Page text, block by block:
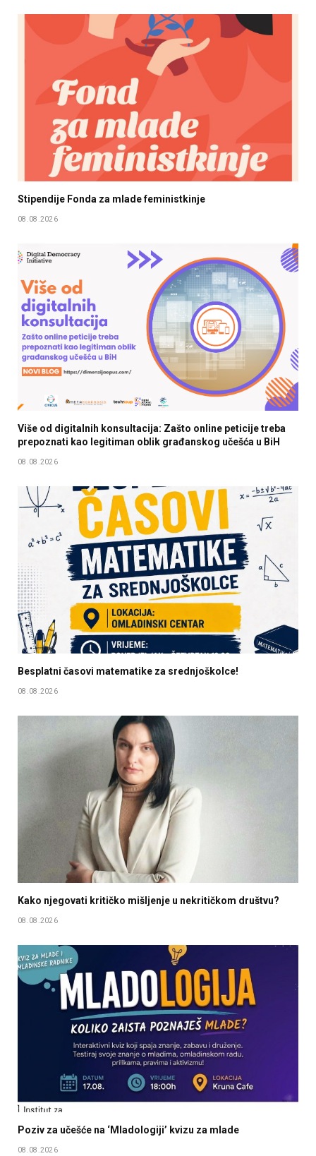
Stipendije Fonda za mlade feministkinje
08.08.2026
Više od digitalnih konsultacija: Zašto online peticije treba
prepoznati kao legitiman oblik građanskog učešća u BiH
08.08.2026
Besplatni časovi matematike za srednjoškolce!
08.08.2026
Kako njegovati kritičko mišljenje u nekritičkom društvu?
08.08.2026
Poziv za učešće na ‘Mladologiji’ kvizu za mlade
08.08.2026